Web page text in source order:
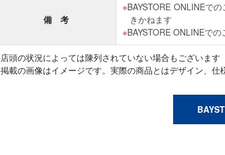
備 考
BAYSTORE ONLINEで
きかねます
BAYSTORE ONLINEで
店頭の状況によっては陳列されていない場合もございます
掲載の画像はイメージです。実際の商品とはデザイン、仕